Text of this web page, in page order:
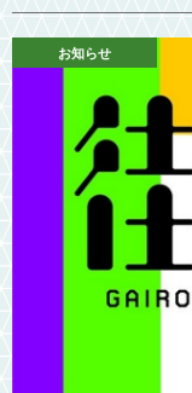
お知らせ